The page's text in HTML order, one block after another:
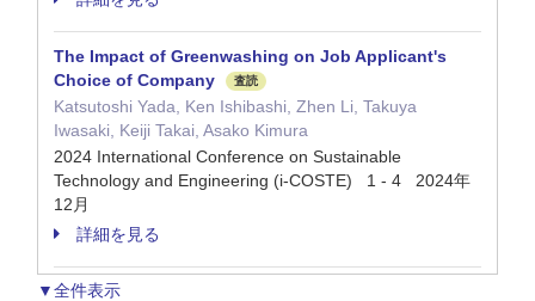
The Impact of Greenwashing on Job Applicant's
Choice of Company
査読
Katsutoshi Yada, Ken Ishibashi, Zhen Li, Takuya
Iwasaki, Keiji Takai, Asako Kimura
2024 International Conference on Sustainable
Technology and Engineering (i-COSTE) 1 - 4 2024年
12月
詳細を見る
▼全件表示